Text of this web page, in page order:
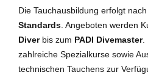
Die Tauchausbildung erfolgt
Standards. Angeboten werden
Diverbis zum PADI Divemaster.
zahlreiche Spezialkurse sowie
technischen Tauchens zur